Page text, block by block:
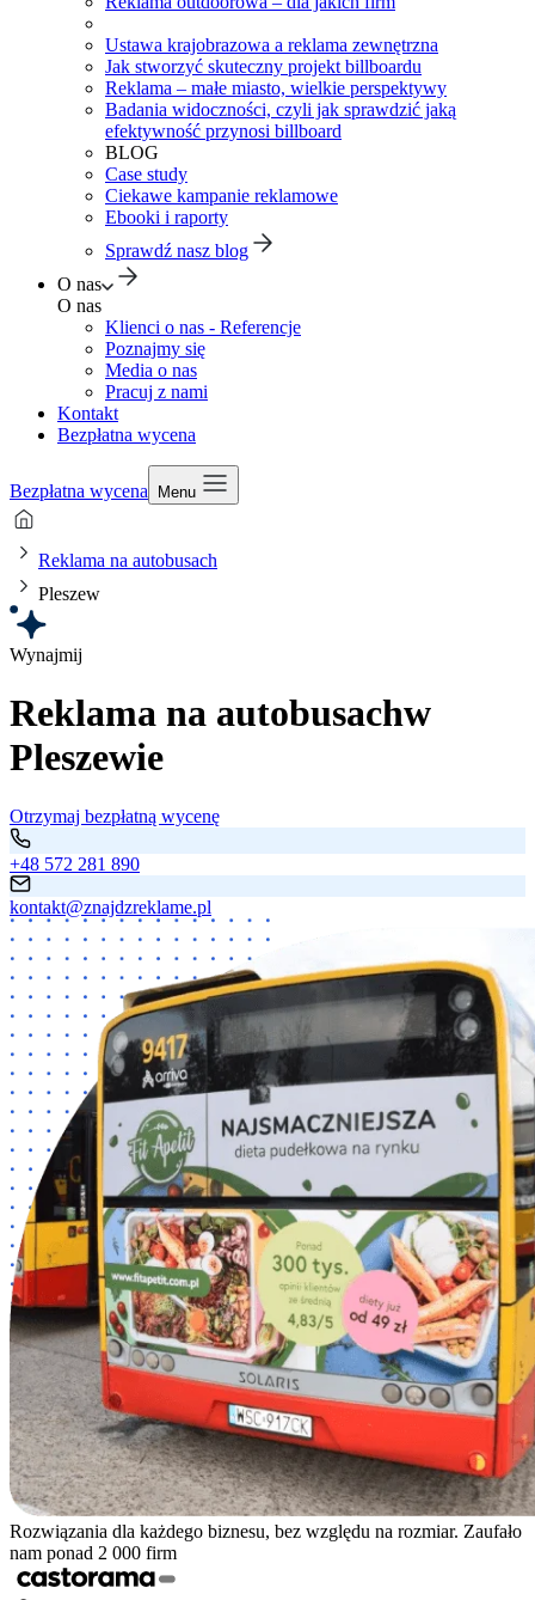
Ustawa krajobrazowa a reklama zewnętrzna
Jak stworzyć skuteczny projekt billboardu
Reklama – małe miasto, wielkie perspektywy
Badania widoczności, czyli jak sprawdzić jaką
efektywność przynosi billboard
BLOG
Case study
Ciekawe kampanie reklamowe
Ebooki i raporty
Sprawdź nasz blog
O nas
O nas
Klienci o nas - Referencje
Poznajmy się
Media o nas
Pracuj z nami
Kontakt
Bezpłatna wycena
Bezpłatna wycena Menu
Reklama na autobusach
Pleszew
Wynajmij
Reklama na autobusachw
Pleszewie
Otrzymaj bezpłatną wycenę
+48 572 281 890
kontakt@znajdzreklame.pl
Rozwiązania dla każdego biznesu, bez względu na rozmiar. Zaufało
nam ponad 2 000 firm